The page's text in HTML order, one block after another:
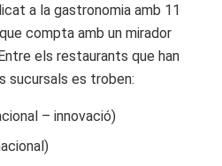
a la gastronomia amb 11
compta amb un mirador
els restaurants que han
sucursals es troben:
– innovació)